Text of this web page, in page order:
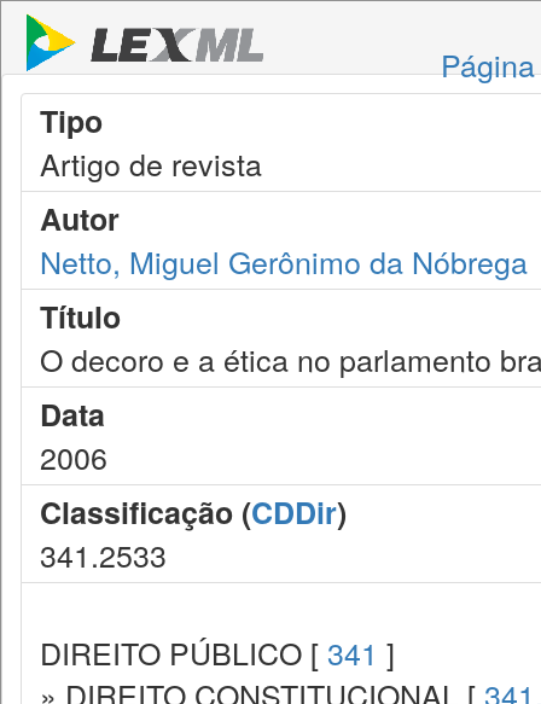
Tipo
Artigo de revista
Autor
Netto, Miguel Gerônimo da Nóbrega
Título
O decoro e a ética no parlamento
Data
2006
Classificação (CDDir)
341.2533
DIREITO PÚBLICO [ 341 ]
» DIREITO CONSTITUCIONAL [